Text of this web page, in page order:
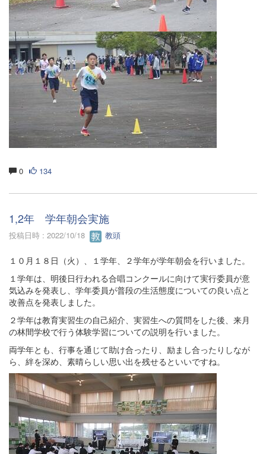
0 134
1,2年 学年朝会実施
投稿日時 : 2022/10/18 教頭
１０月１８日（火）、１学年、２学年が学年朝会を行いました。
１学年は、明後日行われる合唱コンクールに向けて実行委員が意
気込みを発表し、学年委員が普段の生活態度についての良い点と
改善点を発表しました。
２学年は教育実習生の自己紹介、実習生への質問をした後、来月
の林間学校で行う体験学習についての説明を行いました。
両学年とも、行事を通じて助け合ったり、励まし合ったりしなが
ら、絆を深め、素晴らしい思い出を残せるといいですね。